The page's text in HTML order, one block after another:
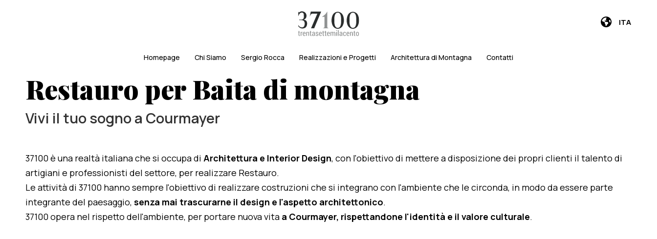
ITA
Homepage Chi Siamo Sergio Rocca Realizzazioni e Progetti Architettura di Montagna Contatti
Restauro per Baita di montagna
Vivi il tuo sogno a Courmayer
37100 è una realtà italiana che si occupa di Architettura e Interior Design, con l'obiettivo di mettere a disposizione dei propri clienti il talento di
artigiani e professionisti del settore, per realizzare Restauro.
Le attività di 37100 hanno sempre l'obiettivo di realizzare costruzioni che si integrano con l'ambiente che le circonda, in modo da essere parte
integrante del paesaggio, senza mai trascurarne il design e l'aspetto architettonico.
37100 opera nel rispetto dell'ambiente, per portare nuova vita a Courmayer, rispettandone l'identità e il valore culturale.